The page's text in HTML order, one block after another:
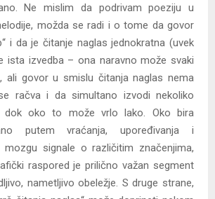
Ne mislim da podrivam poeziju u
možda se radi i o tome da govor
i da je čitanje naglas jednokratna (uvek
ista izvedba – ona naravno može svaki
ali govor u smislu čitanja naglas nema
račva i da simultano izvodi nekoliko
dok oko to može vrlo lako. Oko bira
putem vraćanja, upoređivanja i
mozgu signale o različitim značenjima,
raspored je prilično važan segment
nametljivo obeležje. S druge strane,